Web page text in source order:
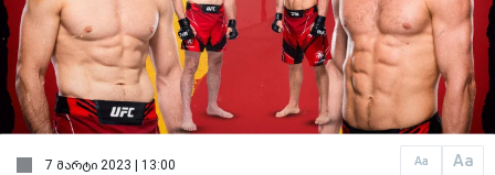
Aa Aa
7 მარტი 2023 | 13:00